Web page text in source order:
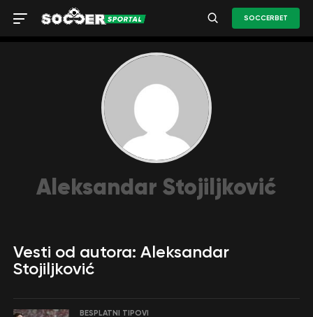
SOCCERBET
Aleksandar Stojiljković
Vesti od autora: Aleksandar
Stojiljković
BESPLATNI TIPOVI